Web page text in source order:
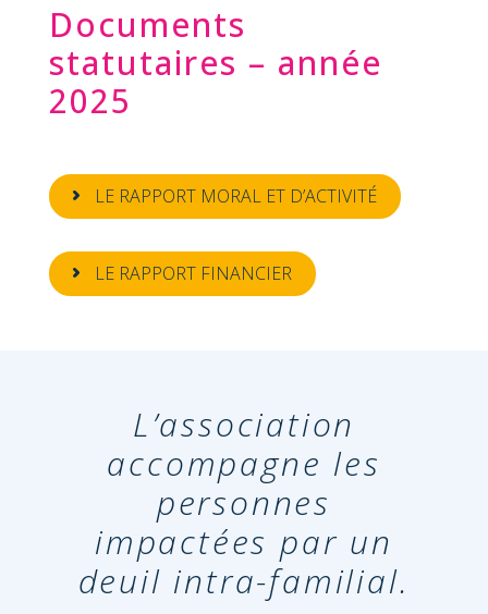
Documents
statutaires – année
2025
LE RAPPORT MORAL ET D’ACTIVITÉ
LE RAPPORT FINANCIER
L’association
accompagne les
personnes
impactées par un
deuil intra-familial.